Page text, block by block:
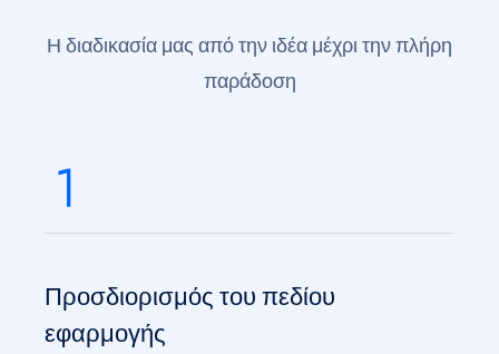
Η διαδικασία μας από την ιδέα μέχρι την πλήρη
παράδοση
Προσδιορισμός του πεδίου
εφαρμογής